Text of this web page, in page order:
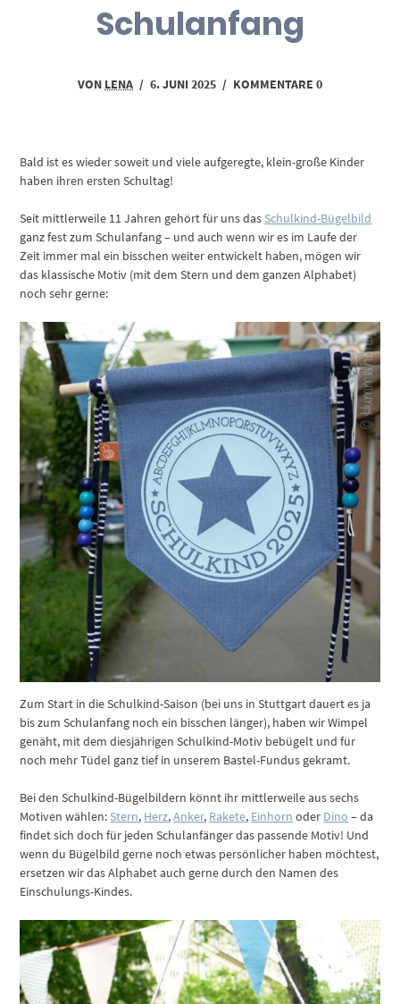
Schulanfang
VON LENA / 6. JUNI 2025 / KOMMENTARE 0
Bald ist es wieder soweit und viele aufgeregte, klein-große Kinder
haben ihren ersten Schultag!
Seit mittlerweile 11 Jahren gehört für uns das Schulkind-Bügelbild
ganz fest zum Schulanfang – und auch wenn wir es im Laufe der
Zeit immer mal ein bisschen weiter entwickelt haben, mögen wir
das klassische Motiv (mit dem Stern und dem ganzen Alphabet)
noch sehr gerne:
Zum Start in die Schulkind-Saison (bei uns in Stuttgart dauert es ja
bis zum Schulanfang noch ein bisschen länger), haben wir Wimpel
genäht, mit dem diesjährigen Schulkind-Motiv bebügelt und für
noch mehr Tüdel ganz tief in unserem Bastel-Fundus gekramt.
Bei den Schulkind-Bügelbildern könnt ihr mittlerweile aus sechs
Motiven wählen: Stern, Herz,Anker, Rakete, Einhorn oder Dino – da
findet sich doch für jeden Schulanfänger das passende Motiv! Und
wenn du Bügelbild gerne noch etwas persönlicher haben möchtest,
ersetzen wir das Alphabet auch gerne durch den Namen des
Einschulungs-Kindes.